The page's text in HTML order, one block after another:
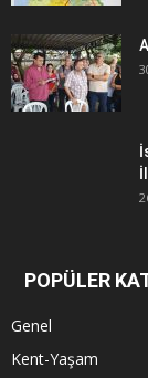
POPÜLER
Genel
Kent-Yaşam